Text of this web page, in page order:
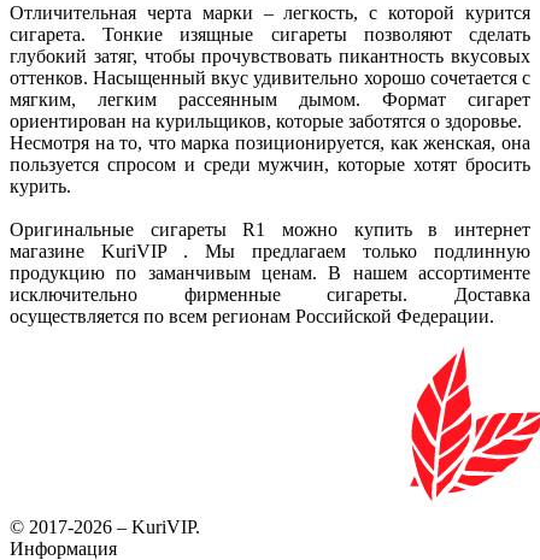
Отличительная черта марки – легкость, с которой курится
сигарета. Тонкие изящные сигареты позволяют сделать
глубокий затяг, чтобы прочувствовать пикантность вкусовых
оттенков. Насыщенный вкус удивительно хорошо сочетается с
мягким, легким рассеянным дымом. Формат сигарет
ориентирован на курильщиков, которые заботятся о здоровье.
Несмотря на то, что марка позиционируется, как женская, она
пользуется спросом и среди мужчин, которые хотят бросить
курить.
Оригинальные сигареты R1 можно купить в интернет
магазине KuriVIP . Мы предлагаем только подлинную
продукцию по заманчивым ценам. В нашем ассортименте
исключительно фирменные сигареты. Доставка
осуществляется по всем регионам Российской Федерации.
© 2017-2026 – KuriVIP.
Информация